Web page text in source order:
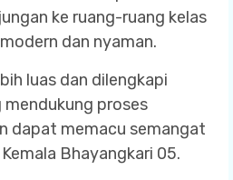
ke ruang-ruang kelas
dan nyaman.
luas dan dilengkapi
proses
dapat memacu semangat
Bhayangkari 05.